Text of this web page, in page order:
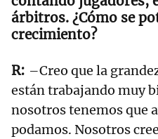
árbitros. ¿Cómo se
crecimiento?
–Creo que la
están trabajando muy
nosotros tenemos que
podamos. Nosotros